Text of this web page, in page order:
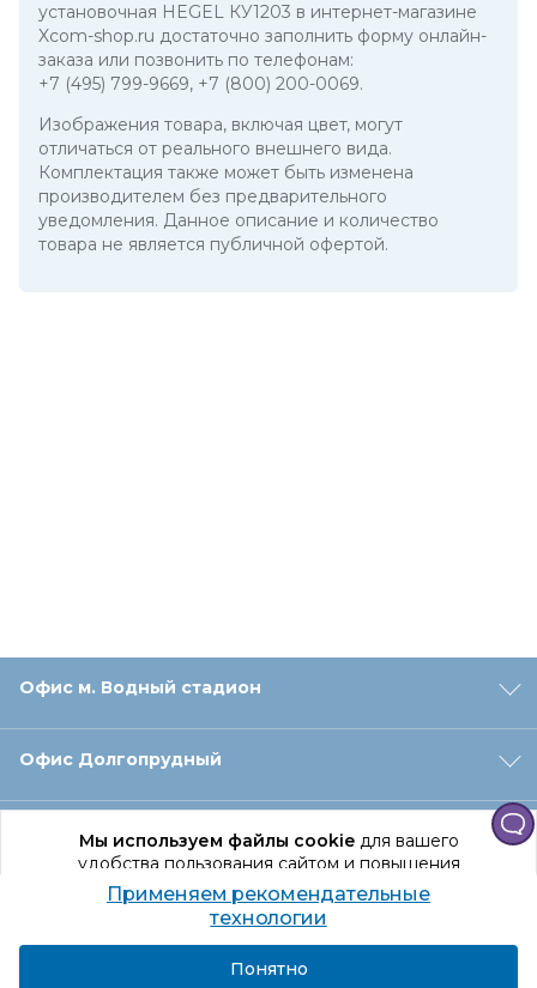
Мы используем файлы cookieдля вашего
удобства пользования сайтом и повышения
качества рекомендаций.
Продолжая использование сайта, вы даете
согласие на обработку персональных данных
установочная HEGEL КУ1203 в интернет-магазине
Xcom-shop.ru достаточно заполнить форму онлайн-
заказа или позвонить по телефонам:
+7 (495) 799-9669, +7 (800) 200-0069.
Изображения товара, включая цвет, могут
отличаться от реального внешнего вида.
Комплектация также может быть изменена
производителем без предварительного
уведомления. Данное описание и количество
товара не является публичной офертой.
Офис м. Водный стадион
Офис Долгопрудный
Офис Санкт‑Петербург
Оформление заказа
Применяем рекомендательные
технологии
Понятно